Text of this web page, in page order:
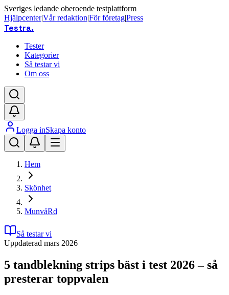
Sveriges ledande oberoende testplattform
Hjälpcenter|Vår redaktion|För företag|Press
Testra.
Tester
Kategorier
Så testar vi
Om oss
Logga inSkapa konto
Hem
Skönhet
MunvåRd
Så testar vi
Uppdaterad mars 2026
5 tandblekning strips bäst i test 2026 – så
presterar toppvalen